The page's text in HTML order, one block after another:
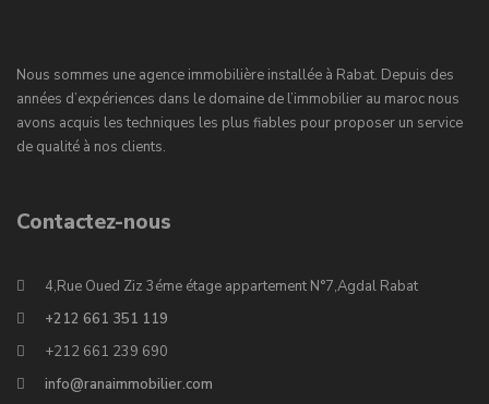
Nous sommes une agence immobilière installée à Rabat. Depuis des
années d’expériences dans le domaine de l’immobilier au maroc nous
avons acquis les techniques les plus fiables pour proposer un service
de qualité à nos clients.
Contactez-nous
4,Rue Oued Ziz 3éme étage appartement N°7,Agdal Rabat
+212 661 351 119
+212 661 239 690
info@ranaimmobilier.com